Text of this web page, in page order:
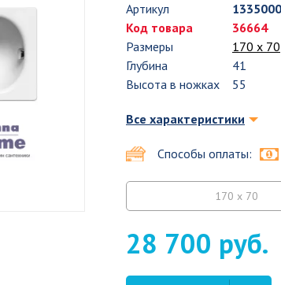
Артикул
Код товара
36664
Размеры
170 х 70
Глубина
41
Высота в ножках
55
Все характеристики
Способы оплаты:
170 x 70
28 700 руб.